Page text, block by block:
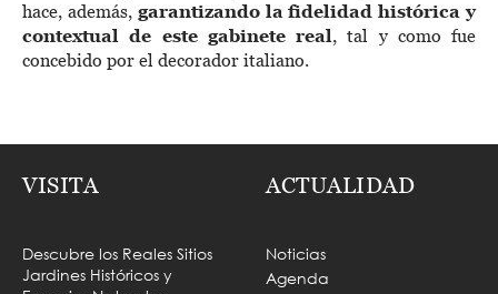
hace, además, garantizando la fidelidad histórica y
contextual de este gabinete real, tal y como fue
concebido por el decorador italiano.
VISITA
Descubre los Reales Sitios
Jardines Históricos y
ACTUALIDAD
Noticias
Agenda